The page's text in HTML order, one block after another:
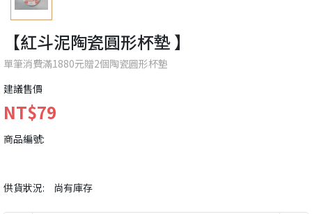
【紅斗泥陶瓷圓形杯墊 】
單筆消費滿1880元贈2個陶瓷圓形杯墊
建議售價
NT$79
商品編號:
供貨狀況: 尚有庫存